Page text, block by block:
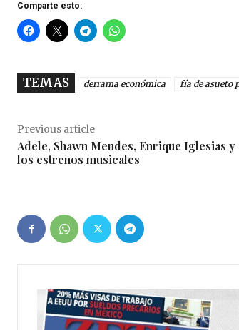
Comparte esto:
TEMAS derrama económica fía de asueto
Previous article
Adele, Shawn Mendes, Enrique Iglesias
los estrenos musicales